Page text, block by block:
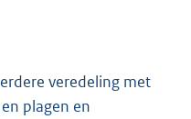
veredeling met
plagen en